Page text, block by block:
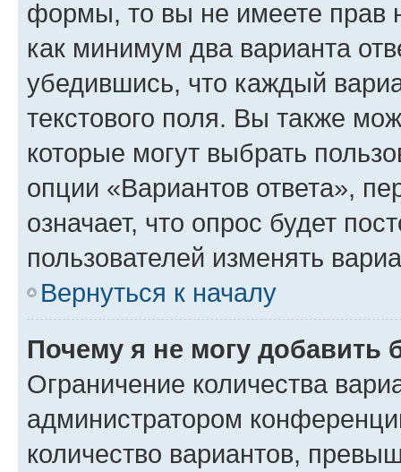
формы, то вы не имеете прав
как минимум два варианта
убедившись, что каждый
текстового поля. Вы также
которые могут выбрать
опции «Вариантов ответа»,
означает, что опрос будет
пользователей изменять
Вернуться к началу
Почему я не могу добавить
Ограничение количества
администратором
количество вариантов,